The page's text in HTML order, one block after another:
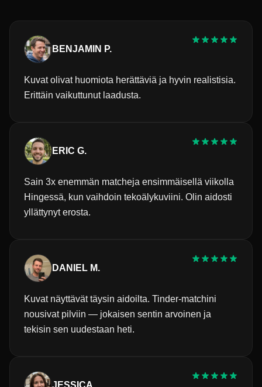
BENJAMIN P.
Kuvat olivat huomiota herättäviä ja hyvin realistisia.
Erittäin vaikuttunut laadusta.
ERIC G.
Sain 3x enemmän matcheja ensimmäisellä viikolla
Hingessä, kun vaihdoin tekoälykuviini. Olin aidosti
yllättynyt erosta.
DANIEL M.
Kuvat näyttävät täysin aidoilta. Tinder-matchini
nousivat pilviin — jokaisen sentin arvoinen ja
tekisin sen uudestaan heti.
JESSICA